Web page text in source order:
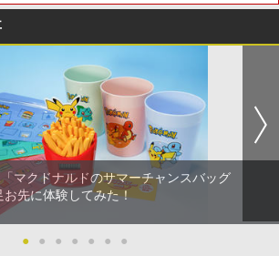
マクドナルドのサマーチャンスバッグ
先に体験してみた！
● ● ● ● ● ● ●